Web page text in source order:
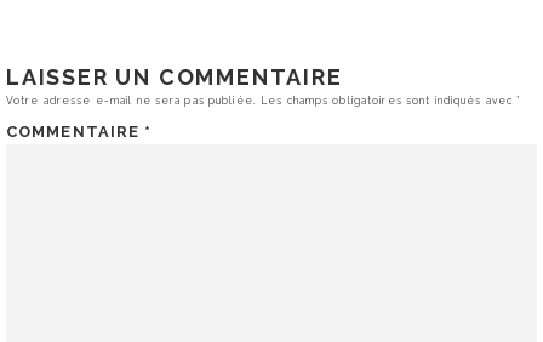
LAISSER UN COMMENTAIRE
Votre adresse e-mail ne sera pas publiée. Les champs obligatoires sont indiqués avec*
COMMENTAIRE *